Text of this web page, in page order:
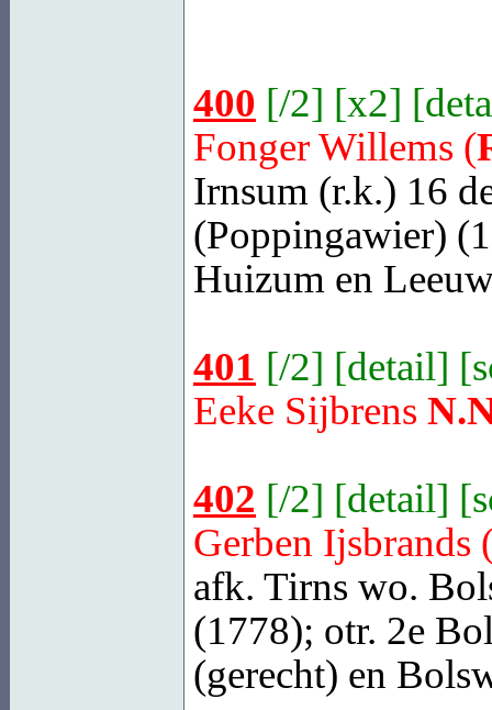
400 [/2] [x2] [
Fonger Willems (
Irnsum (r.k.) 16
(Poppingawier)
Huizum en
401 [/2] [detail] [
Eeke Sijbrens
402 [/2] [detail] [
Gerben Ijsbrands
afk. Tirns wo.
(1778); otr. 2e
(gerecht) en